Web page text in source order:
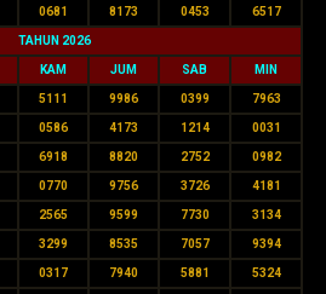
0681 8173 0453 6517
TAHUN 2026
KAM JUM SAB MIN
5111 9986 0399 7963
0586 4173 1214 0031
6918 8820 2752 0982
0770 9756 3726 4181
2565 9599 7730 3134
3299 8535 7057 9394
0317 7940 5881 5324